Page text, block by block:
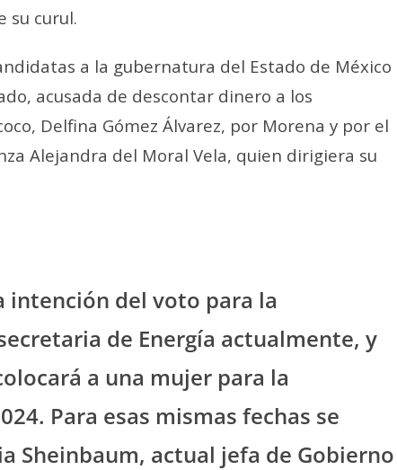
su curul.
a la gubernatura del Estado de México
acusada de descontar dinero a los
Delfina Gómez Álvarez, por Morena y por el
Alejandra del Moral Vela, quien dirigiera su
intención del voto para la
de Energía actualmente, y
a una mujer para la
Para esas mismas fechas se
Sheinbaum, actual jefa de Gobierno